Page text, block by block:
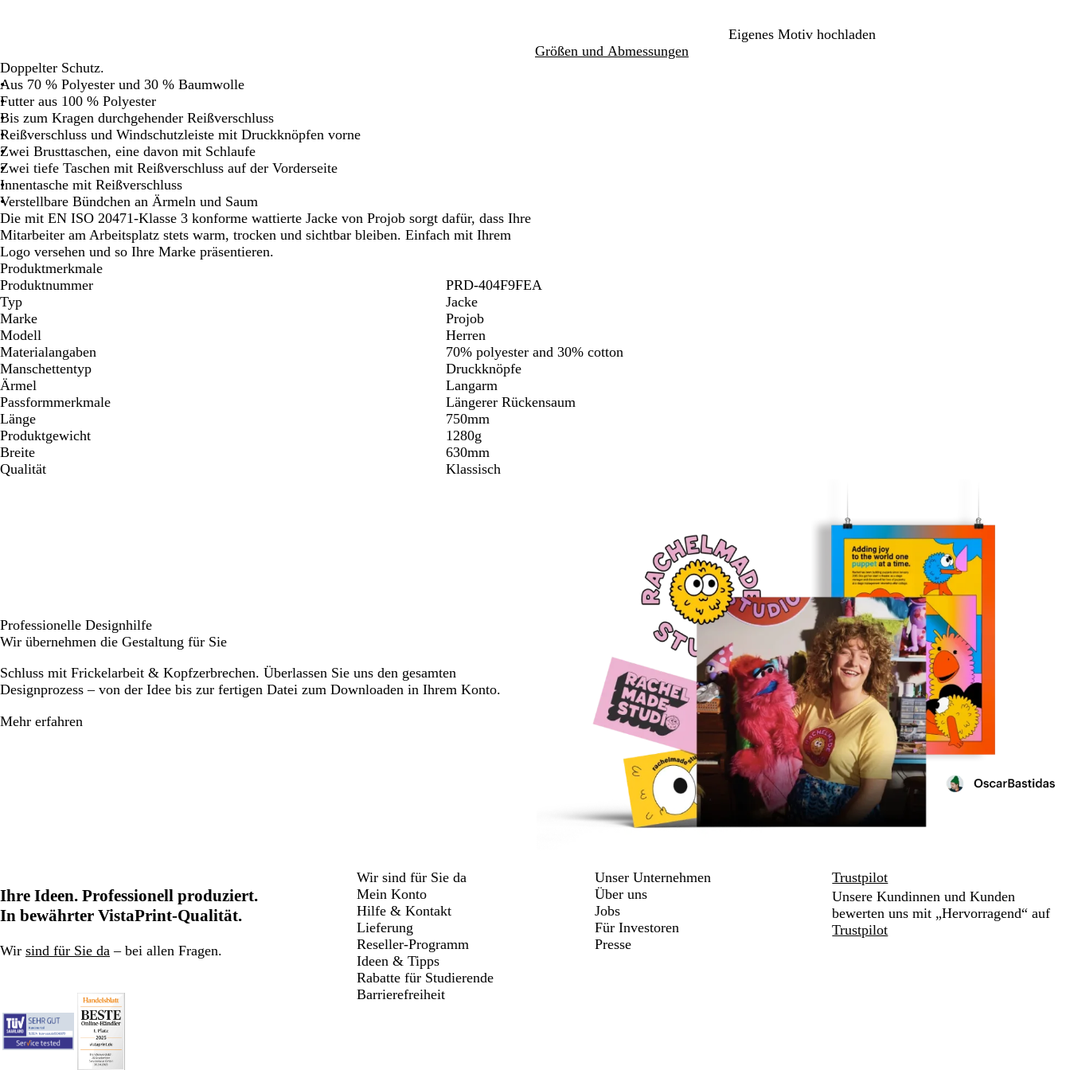
a
n
Eigenes Motiv hochladen
Größen und Abmessungen
Doppelter Schutz.
Aus 70 % Polyester und 30 % Baumwolle
Futter aus 100 % Polyester
Bis zum Kragen durchgehender Reißverschluss
Reißverschluss und Windschutzleiste mit Druckknöpfen vorne
Zwei Brusttaschen, eine davon mit Schlaufe
Zwei tiefe Taschen mit Reißverschluss auf der Vorderseite
Innentasche mit Reißverschluss
Verstellbare Bündchen an Ärmeln und Saum
Die mit EN ISO 20471-Klasse 3 konforme wattierte Jacke von Projob sorgt dafür, dass Ihre
Mitarbeiter am Arbeitsplatz stets warm, trocken und sichtbar bleiben. Einfach mit Ihrem
Logo versehen und so Ihre Marke präsentieren.
Produktmerkmale
Produktnummer
PRD-404F9FEA
Typ
Jacke
Marke
Projob
Modell
Herren
Materialangaben
70% polyester and 30% cotton
Manschettentyp
Druckknöpfe
Ärmel
Langarm
Passformmerkmale
Längerer Rückensaum
Länge
750mm
Produktgewicht
1280g
Breite
630mm
Qualität
Klassisch
Professionelle Designhilfe
Wir übernehmen die Gestaltung für Sie
Schluss mit Frickelarbeit & Kopfzerbrechen. Überlassen Sie uns den gesamten
Designprozess – von der Idee bis zur fertigen Datei zum Downloaden in Ihrem Konto.
Mehr erfahren
Ihre Ideen. Professionell produziert.
In bewährter VistaPrint-Qualität.
Wir sind für Sie da – bei allen Fragen.
Wir sind für Sie da
Mein Konto
Hilfe & Kontakt
Lieferung
Reseller-Programm
Ideen & Tipps
Rabatte für Studierende
Barrierefreiheit
Unser Unternehmen
Über uns
Jobs
Für Investoren
Presse
Trustpilot
Unsere Kundinnen und Kunden
bewerten uns mit „Hervorragend“ auf
Trustpilot